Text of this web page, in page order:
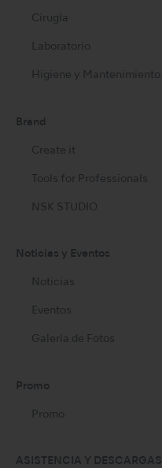
Cirugía
Laboratorio
Higiene y Mantenimiento
Brand
Create it
Tools for Professionals
NSK STUDIO
Noticias y Eventos
Noticias
Eventos
Galería de Fotos
Promo
Promo
ASISTENCIA Y DESCARGAS